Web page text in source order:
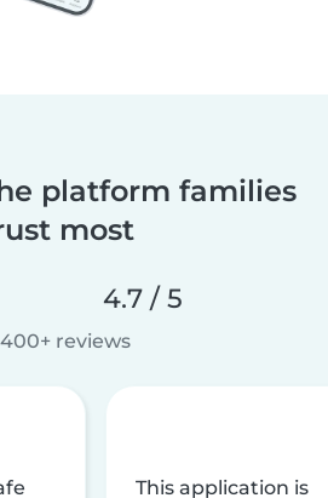
platform families
most
4.7 / 5
reviews
This application is